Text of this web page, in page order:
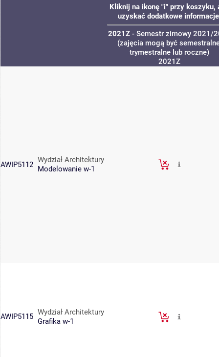
Kliknij na ikonę "i" przy koszyku,
uzyskać dodatkowe
2021Z- Semestr zimowy 2021/
(zajęcia mogą być
trymestralne lub roczne)
2021Z
AWIP5112
Wydział Architektury
Modelowanie w-1
AWIP5115 Wydział Architektury
Grafika w-1